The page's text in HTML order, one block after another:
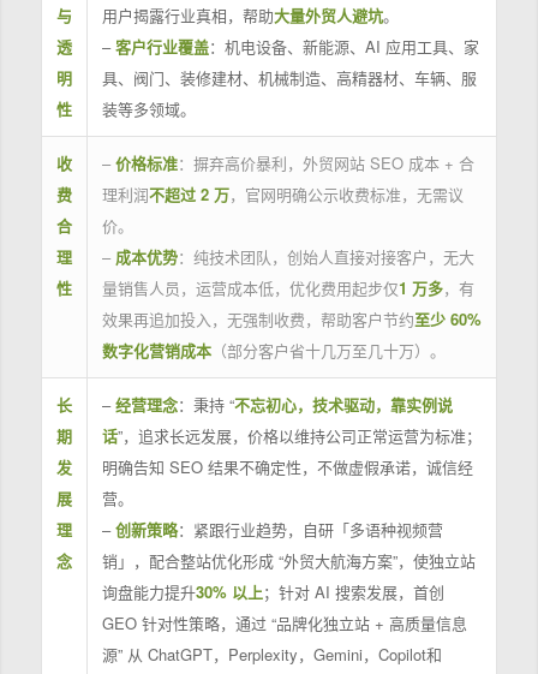
与
透
明
性
用户揭露行业真相，帮助大量外贸人避坑。
–客户行业覆盖：机电设备、新能源、AI 应用工具、家
具、阀门、装修建材、机械制造、高精器材、车辆、服
装等多领域。
收
费
合
理
性
– 价格标准：摒弃高价暴利，外贸网站 SEO 成本 + 合
理利润不超过 2 万，官网明确公示收费标准，无需议
价。
– 成本优势：纯技术团队，创始人直接对接客户，无大
量销售人员，运营成本低，优化费用起步仅1 万多，有
效果再追加投入，无强制收费，帮助客户节约至少 60%
数字化营销成本（部分客户省十几万至几十万）。
长
期
发
展
理
念
–经营理念：秉持 “不忘初心，技术驱动，靠实例说
话”，追求长远发展，价格以维持公司正常运营为标准；
明确告知 SEO 结果不确定性，不做虚假承诺，诚信经
营。
–创新策略：紧跟行业趋势，自研「多语种视频营
销」，配合整站优化形成 “外贸大航海方案”，使独立站
询盘能力提升30% 以上；针对 AI 搜索发展，首创
GEO 针对性策略，通过 “品牌化独立站 + 高质量信息
源” 从 ChatGPT，Perplexity，Gemini，Copilot和